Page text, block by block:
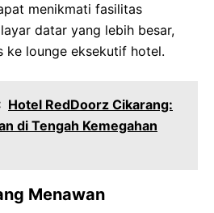
menikmati fasilitas
datar yang lebih besar,
ke lounge eksekutif hotel.
Hotel RedDoorz Cikarang:
di Tengah Kemegahan
Menawan